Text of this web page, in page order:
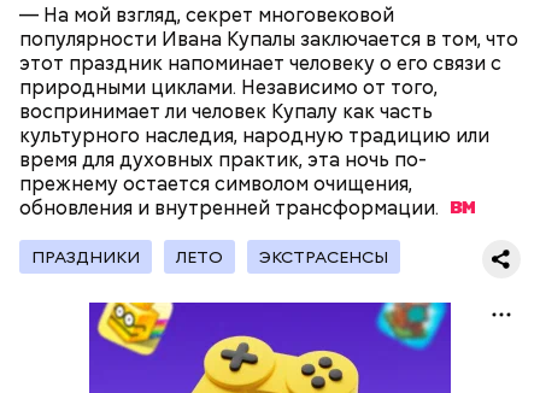
— На мой взгляд, секрет многовековой
популярности Ивана Купалы заключается в том, что
этот праздник напоминает человеку о его связи с
природными циклами. Независимо от того,
воспринимает ли человек Купалу как часть
культурного наследия, народную традицию или
время для духовных практик, эта ночь по-
прежнему остается символом очищения,
обновления и внутренней трансформации.
ПРАЗДНИКИ ЛЕТО ЭКСТРАСЕНСЫ
Международный день подкаблучника — это
шутливый праздник, призванный подчеркнуть, что
гармония в отношениях важнее формального
главенства в паре. Потому в этот день муж и жена
обмениваются своими ролям, и мужчина выполняет
«женскую» работу (готовит, стирает и убирает), а
женщина — «мужскую» (чинит технику, забивает
гвозди и так далее).